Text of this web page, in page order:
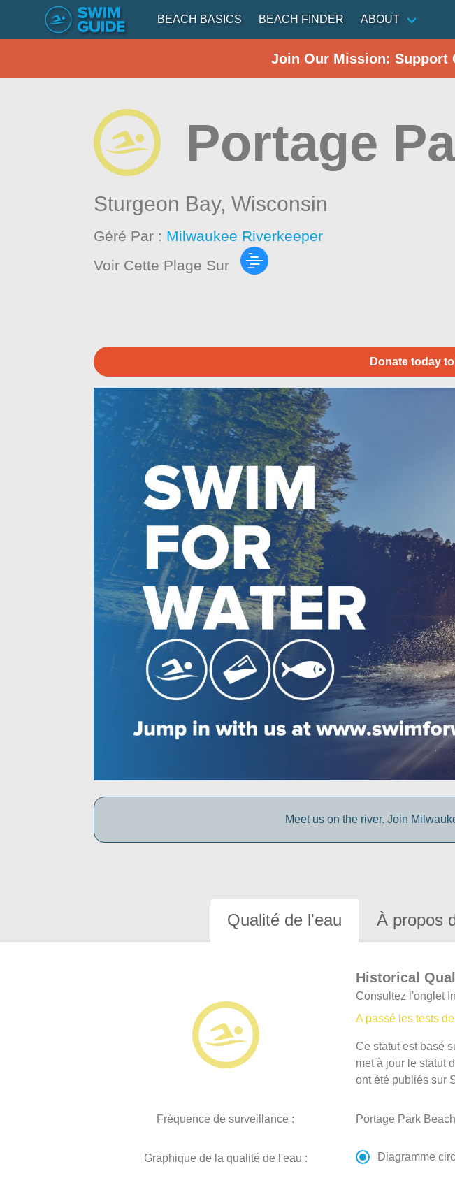
BEACH BASICS BEACH FINDER ABOUT
Join Our Mission: Support
Portage
Sturgeon Bay,Wisconsin
Géré Par : Milwaukee Riverkeeper
Voir Cette Plage Sur
Donate today
Meet us on the river. Join
Qualité de l'eau À propos
Historical
Consultez l'onglet
A passé les tests
Ce statut est basé
met à jour le statut
ont été publiés sur
Fréquence de surveillance : Portage Park
Graphique de la qualité de l'eau : Diagramme